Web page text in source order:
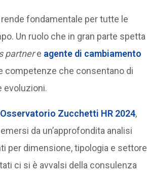
fondamentale per tutte le
Un ruolo che in gran parte spetta
partnere agente di cambiamento
competenze che consentano di
evoluzioni.
Zucchetti HR 2024,
da un’approfondita analisi
per dimensione, tipologia e settore
ci si è avvalsi della consulenza